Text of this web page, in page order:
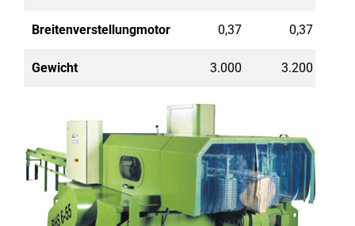
Breitenverstellungmotor 0,37 0,37
Gewicht 3.000 3.200